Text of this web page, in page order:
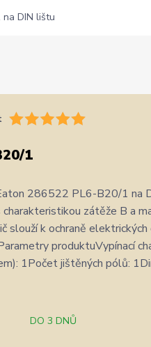
na DIN lištu
1
286522 PL6-B20/1 na
zátěže B a
slouží k ochraně
produktuVypínací
1Počet jištěných pólů:
DO 3 DNŮ